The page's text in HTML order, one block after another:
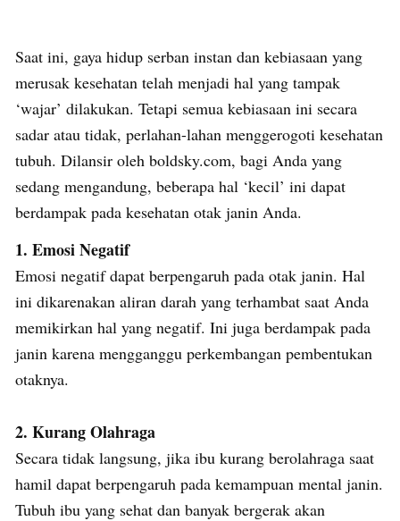
Saat ini, gaya hidup serban instan dan kebiasaan yang
merusak kesehatan telah menjadi hal yang tampak
‘wajar’ dilakukan. Tetapi semua kebiasaan ini secara
sadar atau tidak, perlahan-lahan menggerogoti kesehatan
tubuh. Dilansir oleh boldsky.com, bagi Anda yang
sedang mengandung, beberapa hal ‘kecil’ ini dapat
berdampak pada kesehatan otak janin Anda.
1. Emosi Negatif
Emosi negatif dapat berpengaruh pada otak janin. Hal
ini dikarenakan aliran darah yang terhambat saat Anda
memikirkan hal yang negatif. Ini juga berdampak pada
janin karena mengganggu perkembangan pembentukan
otaknya.
2. Kurang Olahraga
Secara tidak langsung, jika ibu kurang berolahraga saat
hamil dapat berpengaruh pada kemampuan mental janin.
Tubuh ibu yang sehat dan banyak bergerak akan